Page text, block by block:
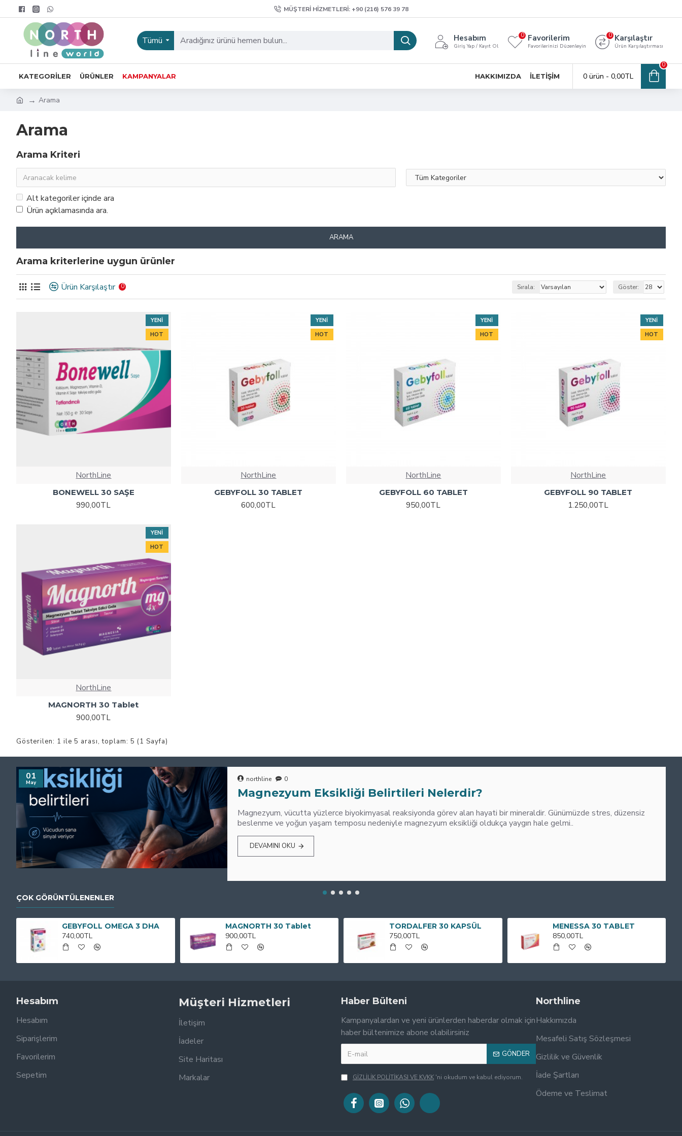
MÜŞTERI HIZMETLERI: +90 (216) 576 39 78
Tümü Hesabım
Giriş Yap / Kayıt Ol
Favorilerim
Favorilerinizi Düzenleyin
0 Karşılaştır
Ürün Karşılaştırması
0
KATEGORILER ÜRÜNLER KAMPANYALAR HAKKIMIZDA İLETIŞIM 0 ürün - 0,00TL
0
Arama
Arama
Arama Kriteri
Alt kategoriler içinde ara
Ürün açıklamasında ara.
ARAMA
Arama kriterlerine uygun ürünler
Ürün Karşılaştır 0 Sırala: Göster:
YENI
HOT
NorthLine
BONEWELL 30 SAŞE
990,00TL
YENI
HOT
NorthLine
GEBYFOLL 30 TABLET
600,00TL
YENI
HOT
NorthLine
GEBYFOLL 60 TABLET
950,00TL
YENI
HOT
NorthLine
GEBYFOLL 90 TABLET
1.250,00TL
YENI
HOT
NorthLine
MAGNORTH 30 Tablet
900,00TL
Gösterilen: 1 ile 5 arası, toplam: 5 (1 Sayfa)
01
May northline 0
Magnezyum Eksikliği Belirtileri Nelerdir?
Magnezyum, vücutta yüzlerce biyokimyasal reaksiyonda görev alan hayati bir mineraldir. Günümüzde stres, düzensiz
beslenme ve yoğun yaşam temposu nedeniyle magnezyum eksikliği oldukça yaygın hale gelmi..
DEVAMINI OKU
ÇOK GÖRÜNTÜLENENLER
GEBYFOLL OMEGA 3 DHA
740,00TL
MAGNORTH 30 Tablet
900,00TL
TORDALFER 30 KAPSÜL
750,00TL
MENESSA 30 TABLET
850,00TL
Hesabım
Hesabım
Siparişlerim
Favorilerim
Sepetim
Müşteri Hizmetleri
İletişim
İadeler
Site Haritası
Markalar
Haber Bülteni
Kampanyalardan ve yeni ürünlerden haberdar olmak için
haber bültenimize abone olabilirsiniz
GÖNDER
GİZLİLİK POLİTİKASI VE KVKK 'ni okudum ve kabul ediyorum.
Northline
Hakkımızda
Mesafeli Satış Sözleşmesi
Gizlilik ve Güvenlik
İade Şartları
Ödeme ve Teslimat